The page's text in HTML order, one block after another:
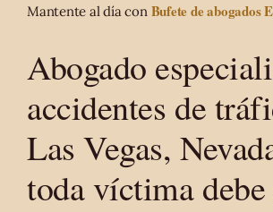
Mantente al día con Bufete de abogados
Abogado
accidentes de
Las Vegas,
toda víctima debe